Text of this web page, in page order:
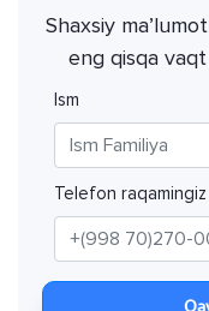
Shaxsiy
eng qisqa
Ism
Telefon raqamingiz